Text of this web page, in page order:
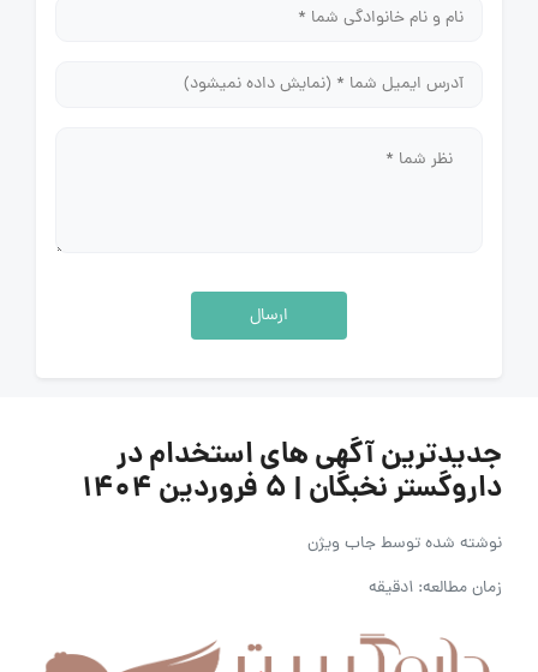
ارسال
جدیدترین آگهی های استخدام در
داروگستر نخبگان | 5 فروردین 1404
نوشته شده توسطجاب ویژن
زمان مطالعه: 1دقیقه